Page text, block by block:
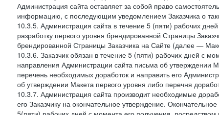
Администрация сайта оставляет за собой право
информацию, с последующим уведомлением Заказчика о
10.3.5. Администрация сайта в течение 5 (пяти) рабочих
разработку первого уровня брендированной Страницы
брендированной Страницы Заказчика на Сайте (далее —
10.3.6. Заказчик обязан в течение 5 (пяти) рабочих дней с
направления Администрации сайта письма об утверждении
перечень необходимых доработок и направить его
об утверждении Макета первого уровня либо перечня
10.3.7. Администрация сайта производит необходимые
его Заказчику на окончательное утверждение.